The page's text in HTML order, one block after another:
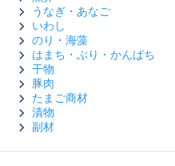
うなぎ・あなご
いわし
のり・海藻
はまち・ぶり・かんぱち
干物
豚肉
たまご商材
漬物
副材